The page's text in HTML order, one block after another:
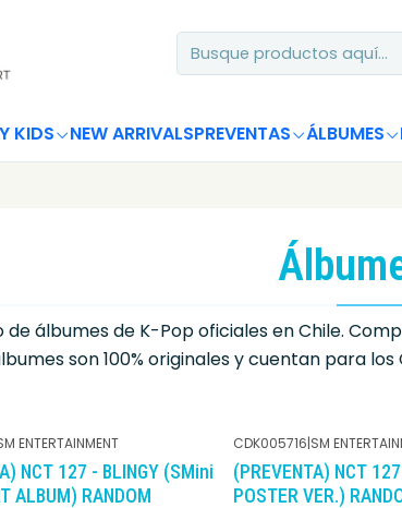
KIDS NEW ARRIVALSPREVENTAS ÁLBUMES
álbumes de K-Pop oficiales en Chile.
son 100% originales y cuentan para
ENTERTAINMENT
NCT 127 - BLINGY (SMini
ALBUM) RANDOM
CDK005716|SM
(PREVENTA) NCT
POSTER VER.)